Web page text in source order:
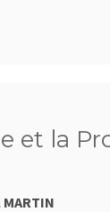
et la